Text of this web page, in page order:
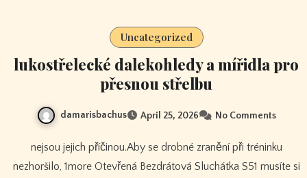
Uncategorized
lukostřelecké dalekohledy a mířidla pro
přesnou střelbu
damarisbachus April 25, 2026 No Comments
nejsou jejich příčinou.Aby se drobné zranění při tréninku
nezhoršilo, 1more Otevřená Bezdrátová Sluchátka S51 musíte si